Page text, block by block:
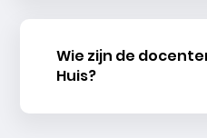
Wie zijn de
Huis?